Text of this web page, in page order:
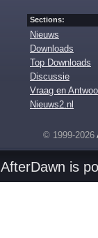
Sections:
Nieuws
Downloads
Top Downloads
Discussie
Vraag en
Nieuws2.nl
© 1999-2026
AfterDawn is